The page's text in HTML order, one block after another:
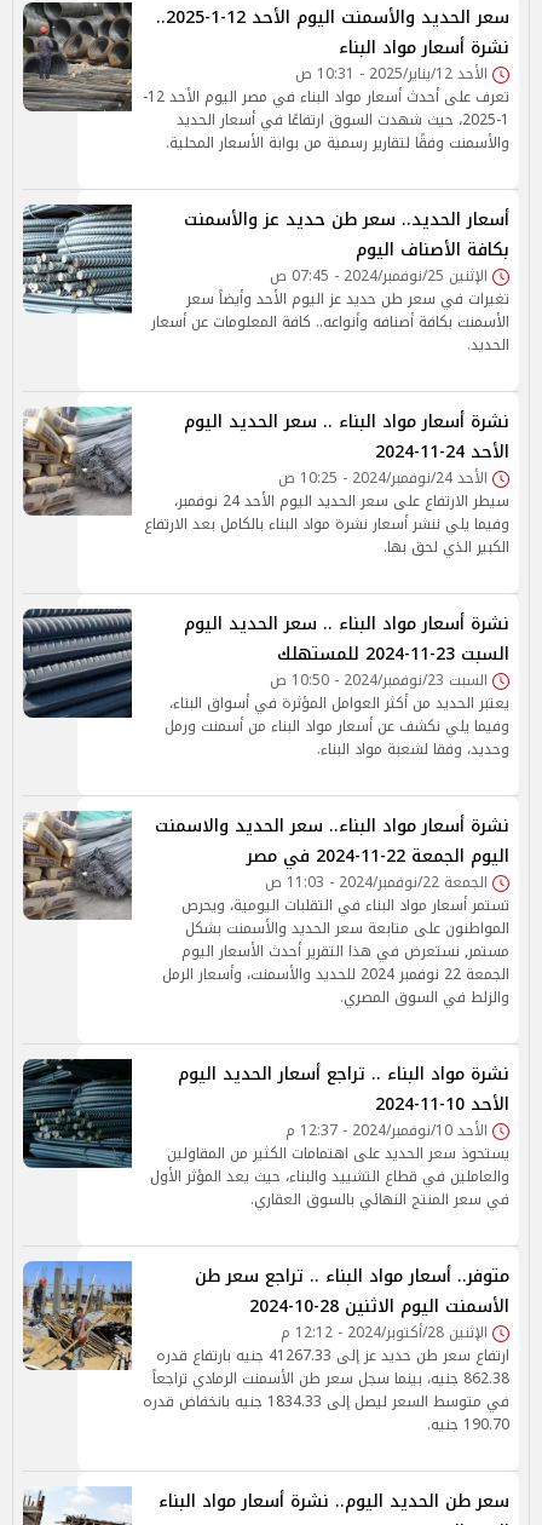
سعر الحديد والأسمنت اليوم الأحد 12-1-2025..
نشرة أسعار مواد البناء
الأحد 12/يناير/2025 - 10:31 ص
تعرف على أحدث أسعار مواد البناء في مصر اليوم الأحد 12-
1-2025، حيث شهدت السوق ارتفاعًا في أسعار الحديد
والأسمنت وفقًا لتقارير رسمية من بوابة الأسعار المحلية.
أسعار الحديد.. سعر طن حديد عز والأسمنت
بكافة الأصناف اليوم
الإثنين 25/نوفمبر/2024 - 07:45 ص
تغيرات في سعر طن حديد عز اليوم الأحد وأيضاً سعر
الأسمنت بكافة أصنافه وأنواعه.. كافة المعلومات عن أسعار
الحديد.
نشرة أسعار مواد البناء .. سعر الحديد اليوم
الأحد 24-11-2024
الأحد 24/نوفمبر/2024 - 10:25 ص
سيطر الارتفاع على سعر الحديد اليوم الأحد 24 نوفمبر،
وفيما يلي ننشر أسعار نشرة مواد البناء بالكامل بعد الارتفاع
الكبير الذي لحق بها.
نشرة أسعار مواد البناء .. سعر الحديد اليوم
السبت 23-11-2024 للمستهلك
السبت 23/نوفمبر/2024 - 10:50 ص
يعتبر الحديد من أكثر العوامل المؤثرة في أسواق البناء،
وفيما يلي نكشف عن أسعار مواد البناء من أسمنت ورمل
وحديد، وفقا لشعبة مواد البناء.
‎نشرة أسعار مواد البناء.. سعر الحديد والاسمنت
اليوم الجمعة 22-11-2024 في مصر
الجمعة 22/نوفمبر/2024 - 11:03 ص
تستمر أسعار مواد البناء في التقلبات اليومية، ويحرص
المواطنون على متابعة سعر الحديد والأسمنت بشكل
مستمر, نستعرض في هذا التقرير أحدث الأسعار اليوم
الجمعة 22 نوفمبر 2024 للحديد والأسمنت، وأسعار الرمل
والزلط في السوق المصري.
نشرة مواد البناء .. تراجع أسعار الحديد اليوم
الأحد 10-11-2024
الأحد 10/نوفمبر/2024 - 12:37 م
يستحوذ سعر الحديد على اهتمامات الكثير من المقاولين
والعاملين في قطاع التشييد والبناء، حيث يعد المؤثر الأول
في سعر المنتج النهائي بالسوق العقاري.
متوفر.. أسعار مواد البناء .. تراجع سعر طن
الأسمنت اليوم الاثنين 28-10-2024
الإثنين 28/أكتوبر/2024 - 12:12 م
ارتفاع سعر طن حديد عز إلى 41267.33 جنيه بارتفاع قدره
862.38 جنيه، بينما سجل سعر طن الأسمنت الرمادي تراجعاً
في متوسط السعر ليصل إلى 1834.33 جنيه بانخفاض قدره
190.70 جنيه.
سعر طن الحديد اليوم.. نشرة أسعار مواد البناء